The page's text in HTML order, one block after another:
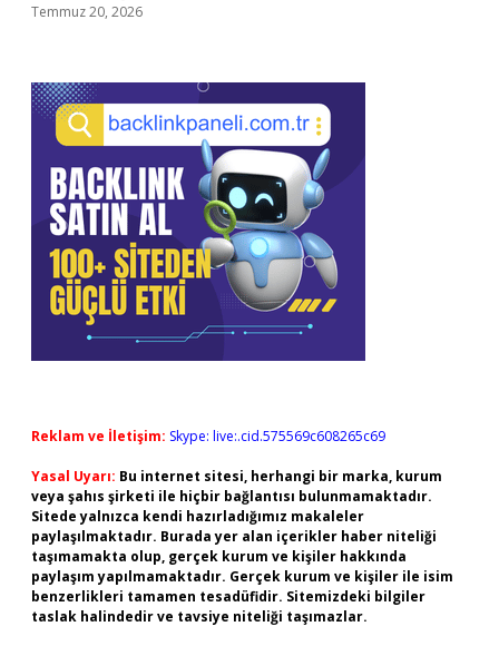
Temmuz 20, 2026
Reklam ve İletişim: Skype: live:.cid.575569c608265c69
Yasal Uyarı: Bu internet sitesi, herhangi bir marka, kurum
veya şahıs şirketi ile hiçbir bağlantısı bulunmamaktadır.
Sitede yalnızca kendi hazırladığımız makaleler
paylaşılmaktadır. Burada yer alan içerikler haber niteliği
taşımamakta olup, gerçek kurum ve kişiler hakkında
paylaşım yapılmamaktadır. Gerçek kurum ve kişiler ile isim
benzerlikleri tamamen tesadüfidir. Sitemizdeki bilgiler
taslak halindedir ve tavsiye niteliği taşımazlar.